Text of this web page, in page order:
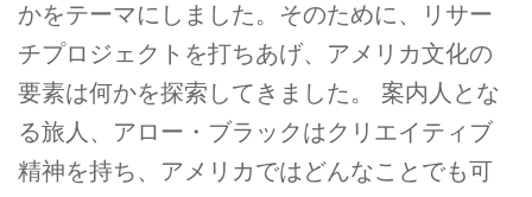
かをテーマにしました。そのために、リサー
チプロジェクトを打ちあげ、アメリカ文化の
要素は何かを探索してきました。 案内人とな
る旅人、アロー・ブラックはクリエイティブ
精神を持ち、アメリカではどんなことでも可